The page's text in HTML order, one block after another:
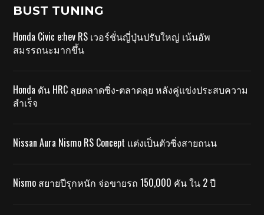
BUST TUNING
Honda Civic e:hev RS เวอร์ชั่นญี่ปุ่นปรับใหญ่ เน้นอัพ
สมรรถนะมากขึ้น
Honda ดัน HRC ลุยตลาดซิ่ง-ตลาดลุย หลังคู่แข่งประสบความ
สำเร็จ
Nissan Aura Nismo RS Concept แต่งเป็นตัวซิ่งสายถนน
Nismo สยายปีรุกหนัก จ่อขายรถ 150,000 คัน ใน 2 ปี